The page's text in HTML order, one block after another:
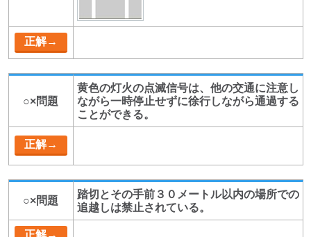
○×問題
黄色の灯火の点滅信号は、他の交通に注意し
ながら一時停止せずに徐行しながら通過する
ことができる。
○×問題
踏切とその手前３０メートル以内の場所での
追越しは禁止されている。